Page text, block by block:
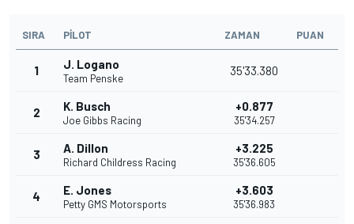
SIRA PILOT ZAMAN PUAN
1 J. Logano
Team Penske
35'33.380
2 K. Busch
Joe Gibbs Racing
+0.877
35'34.257
3 A. Dillon
Richard Childress Racing
+3.225
35'36.605
4 E. Jones
Petty GMS Motorsports
+3.603
35'36.983